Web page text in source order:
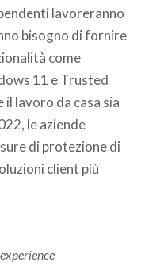
lavoreranno
bisogno di fornire
come
11 e Trusted
lavoro da casa sia
le aziende
di protezione di
client più